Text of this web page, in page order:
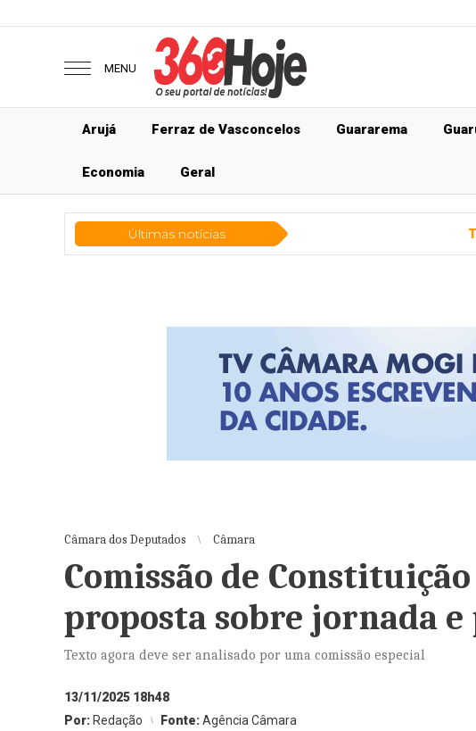
MENU
Arujá Ferraz de Vasconcelos Guararema
Economia Geral
Últimas notícias O
Câmara dos Deputados Câmara
Comissão de
proposta sobre jornada
Texto agora deve ser analisado por uma comissão especial
13/11/2025 18h48
Por: Redação Fonte:Agência Câmara